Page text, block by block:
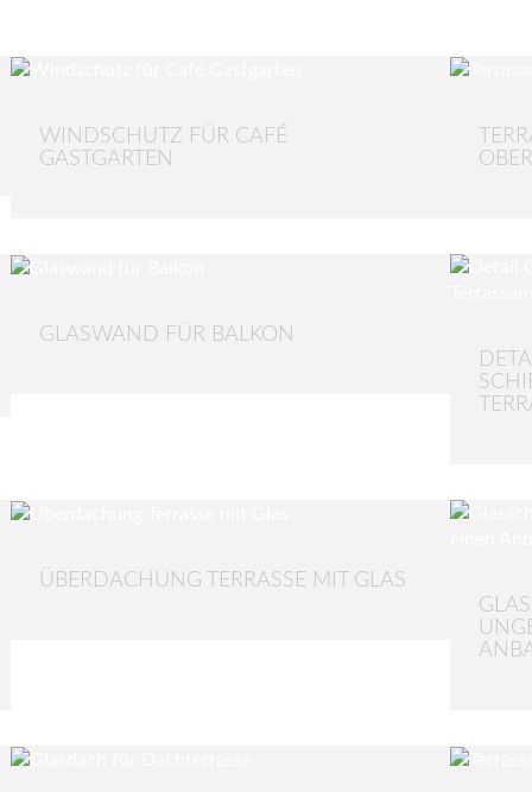
WINDSCHUTZ FÜR CAFÉ
GASTGARTEN
GLASWAND FÜR BALKON
ÜBERDACHUNG TERRASSE MIT GLAS